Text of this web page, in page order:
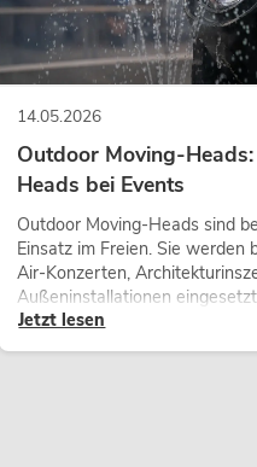
14.05.2026
Outdoor Moving-
Heads bei Events
Outdoor Moving-Heads sind
Einsatz im Freien. Sie werden
Air-Konzerten,
Außeninstallationen
Jetzt lesen